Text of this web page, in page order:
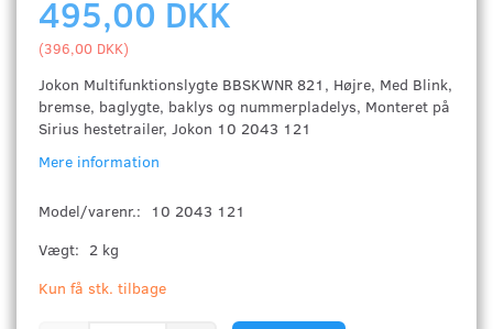
495,00 DKK
(396,00 DKK)
Jokon Multifunktionslygte BBSKWNR 821, Højre, Med Blink,
bremse, baglygte, baklys og nummerpladelys, Monteret på
Sirius hestetrailer, Jokon 10 2043 121
Mere information
Model/varenr.:
10 2043 121
Vægt: 2 kg
Kun få stk. tilbage